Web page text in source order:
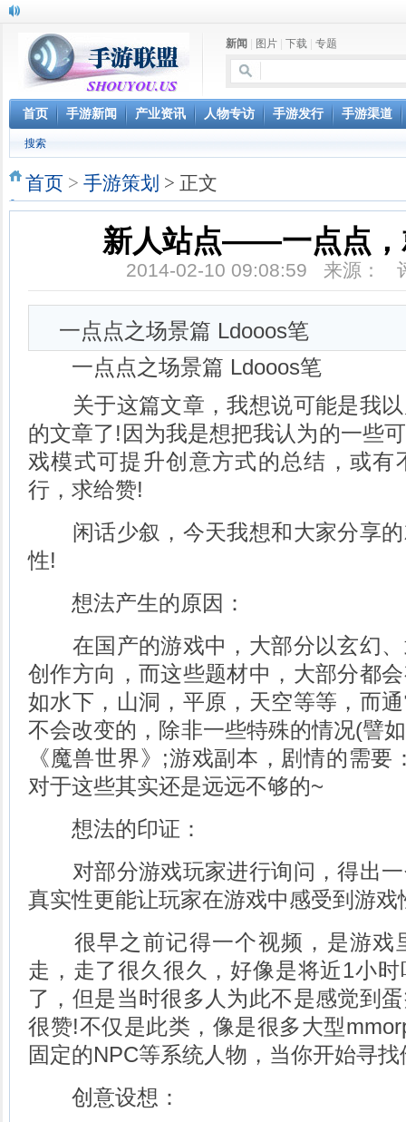
新闻 图片 下载 专题
首页 手游新闻 产业资讯 人物专访 手游发行 手游渠道
搜索
首页 > 手游策划 > 正文
新人站点——一点点，
2014-02-10 09:08:59 来源：
一点点之场景篇 Ldooos笔
一点点之场景篇 Ldooos笔
关于这篇文章，我想说可能是我以
的文章了!因为我是想把我认为的一些
戏模式可提升创意方式的总结，或有
行，求给赞!
闲话少叙，今天我想和大家分享的
性!
想法产生的原因：
在国产的游戏中，大部分以玄幻、
创作方向，而这些题材中，大部分都
如水下，山洞，平原，天空等等，而
不会改变的，除非一些特殊的情况(譬
《魔兽世界》;游戏副本，剧情的需
对于这些其实还是远远不够的~
想法的印证：
对部分游戏玩家进行询问，得出一
真实性更能让玩家在游戏中感受到游戏
很早之前记得一个视频，是游戏
走，走了很久很久，好像是将近1小
了，但是当时很多人为此不是感觉到
很赞!不仅是此类，像是很多大型
固定的NPC等系统人物，当你开始寻
创意设想：